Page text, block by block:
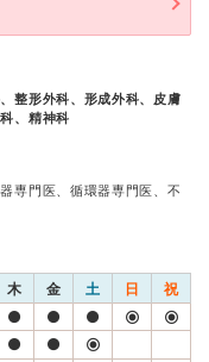
整形外科、形成外科、皮膚
、精神科
専門医、循環器専門医、不
木 金 土 日 祝